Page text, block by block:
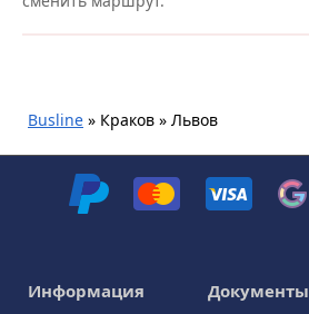
Busline » Краков » Львов
Информация Документы